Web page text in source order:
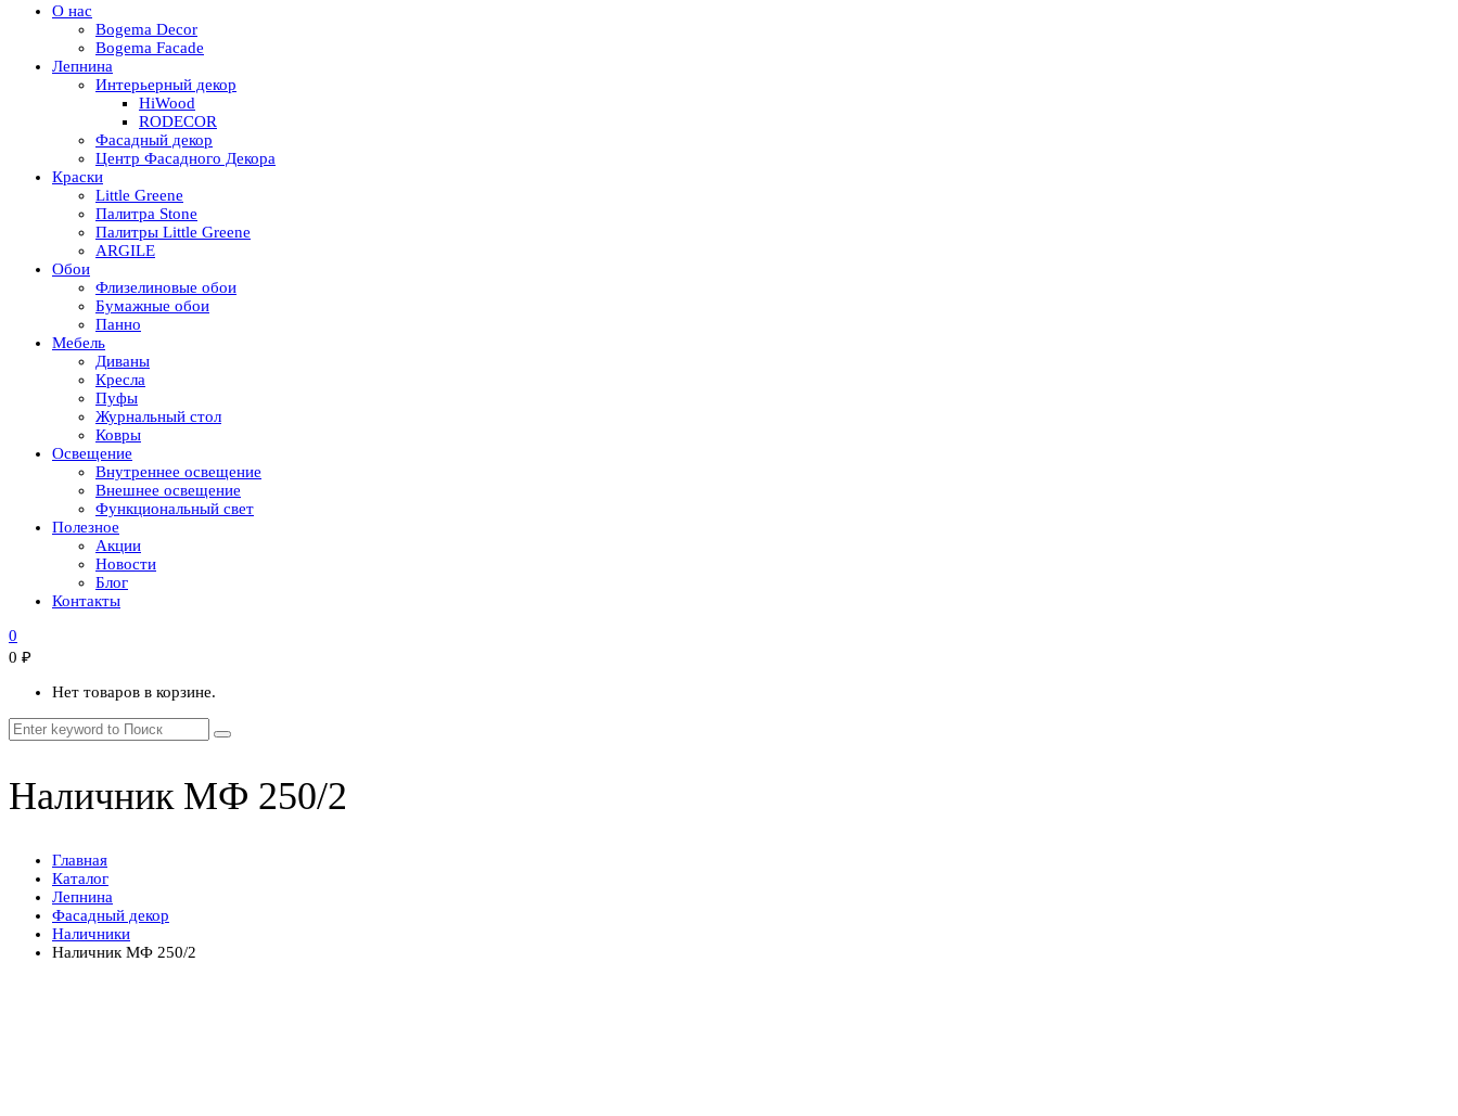
О нас
Bogema Decor
Bogema Facade
Лепнина
Интерьерный декор
HiWood
RODECOR
Фасадный декор
Центр Фасадного Декора
Краски
Little Greene
Палитра Stone
Палитры Little Greene
ARGILE
Обои
Флизелиновые обои
Бумажные обои
Панно
Мебель
Диваны
Кресла
Пуфы
Журнальный стол
Ковры
Освещение
Внутреннее освещение
Внешнее освещение
Функциональный свет
Полезное
Акции
Новости
Блог
Контакты
0
0 ₽
Нет товаров в корзине.
Наличник МФ 250/2
Главная
Каталог
Лепнина
Фасадный декор
Наличники
Наличник МФ 250/2